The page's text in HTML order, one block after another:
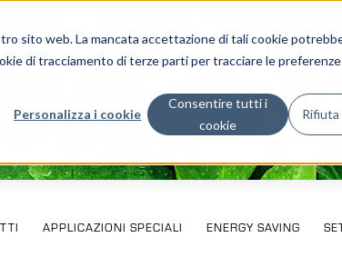
sito web. La mancata accettazione di tali cookie
di tracciamento di terze parti per tracciare le preferenze
Personalizza i cookie
Consentire tutti i
cookie
APPLICAZIONI SPECIALI ENERGY SAVING